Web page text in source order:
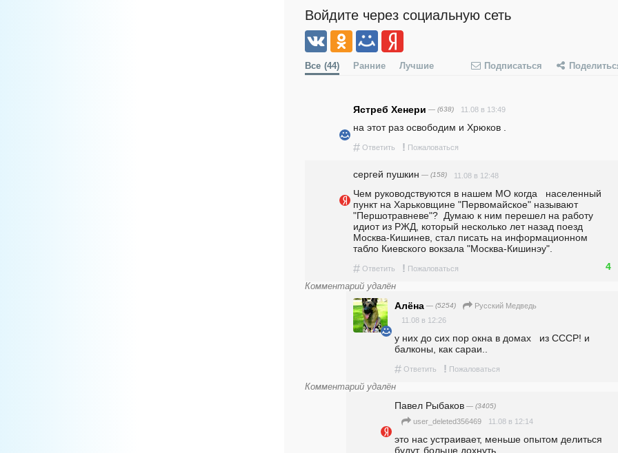
Войдите через социальную сеть
Все (44) Ранние Лучшие Подписаться
Ястреб Хенери — (638) 11.08 в 13:49
на этот раз освободим и Хрюков .
# Ответить ! Пожаловаться
сергей пушкин — (158) 11.08 в 12:48
Чем руководствуются в нашем МО когда   населенный
пункт на Харьковщине "Первомайское" называют
"Першотравневе"?  Думаю к ним перешел на работу
идиот из РЖД, который несколько лет назад поезд
Москва-Кишинев, стал писать на информационном
табло Киевского вокзала "Москва-Кишинэу".
# Ответить ! Пожаловаться 4
Комментарий удалён
Алёна — (5254)
Русский Медведь
11.08 в 12:26
у них до сих пор окна в домах   из СССР! и
балконы, как сараи..
# Ответить ! Пожаловаться
Комментарий удалён
Павел Рыбаков — (3405)
user_deleted356469 11.08 в 12:14
это нас устраивает, меньше опытом делиться
будут, больше дохнуть